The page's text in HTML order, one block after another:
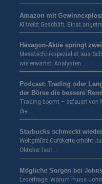
Amazon mit
KI treibt Geschäft. Einst
Hexagon-Aktie springt
Messtechnikspezialist aus
wie erwartet. Analysten …
Podcast: Trading oder
der Börse die bessere
Trading boomt – befeuert von
die …
Starbucks schmeckt wieder
Weltgrößte Cafékette erhöht
Oktober fast …
Mögliche Sorgen bei
Leserfrage: Warum muss